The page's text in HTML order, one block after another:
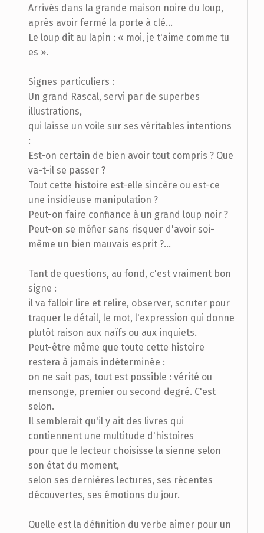
Arrivés dans la grande maison noire du loup,
après avoir fermé la porte à clé…
Le loup dit au lapin : « moi, je t'aime comme tu
es ».
Signes particuliers :
Un grand Rascal, servi par de superbes
illustrations,
qui laisse un voile sur ses véritables intentions
:
Est-on certain de bien avoir tout compris ? Que
va-t-il se passer ?
Tout cette histoire est-elle sincère ou est-ce
une insidieuse manipulation ?
Peut-on faire confiance à un grand loup noir ?
Peut-on se méfier sans risquer d'avoir soi-
même un bien mauvais esprit ?…
Tant de questions, au fond, c'est vraiment bon
signe :
il va falloir lire et relire, observer, scruter pour
traquer le détail, le mot, l'expression qui donne
plutôt raison aux naïfs ou aux inquiets.
Peut-être même que toute cette histoire
restera à jamais indéterminée :
on ne sait pas, tout est possible : vérité ou
mensonge, premier ou second degré. C'est
selon.
Il semblerait qu'il y ait des livres qui
contiennent une multitude d'histoires
pour que le lecteur choisisse la sienne selon
son état du moment,
selon ses dernières lectures, ses récentes
découvertes, ses émotions du jour.
Quelle est la définition du verbe aimer pour un